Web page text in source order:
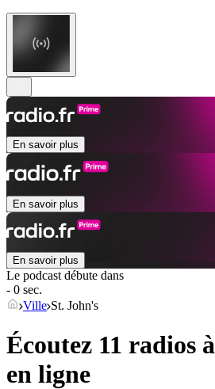
En savoir plus
En savoir plus
En savoir plus
Le podcast débute dans
- 0 sec.
Ville St. John's
Écoutez 11 radios à
en ligne